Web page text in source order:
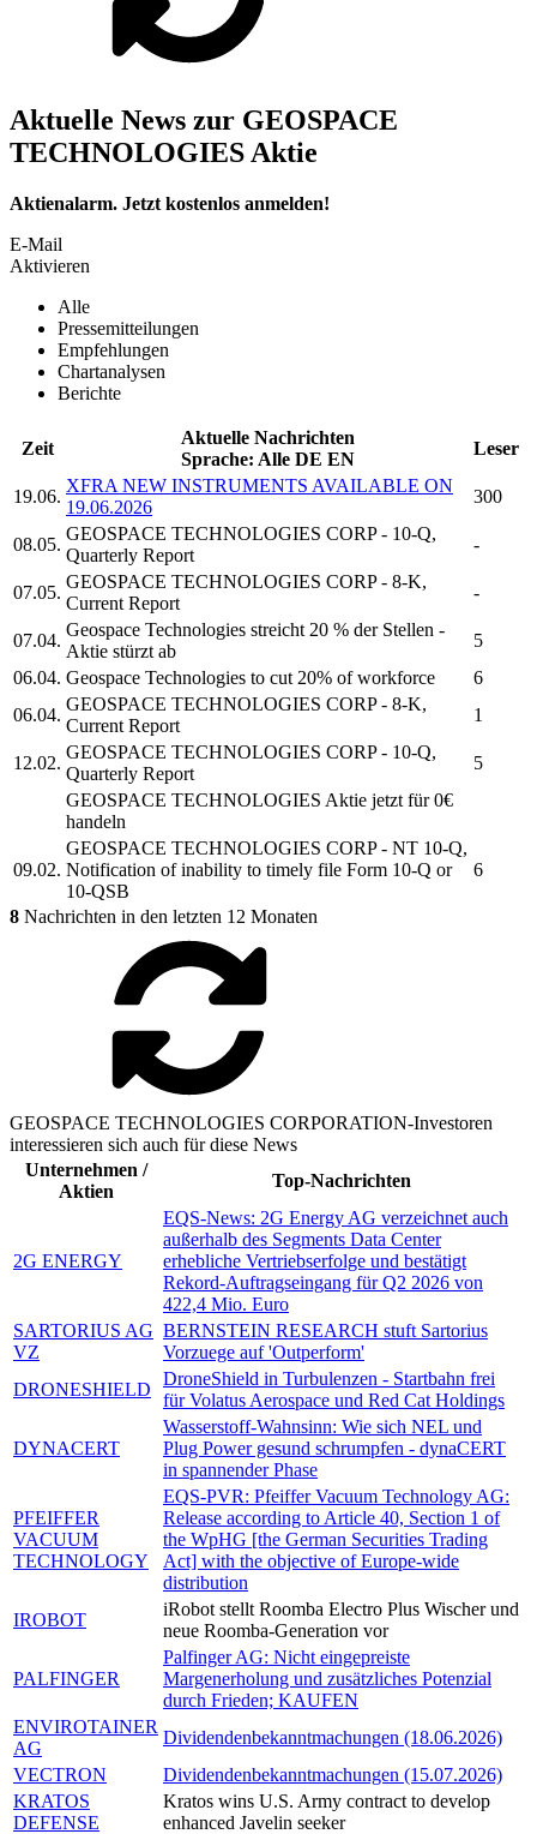
Aktuelle News zur GEOSPACE
TECHNOLOGIES Aktie
Aktienalarm. Jetzt kostenlos anmelden!
E-Mail
Aktivieren
Alle
Pressemitteilungen
Empfehlungen
Chartanalysen
Berichte
Zeit
Aktuelle Nachrichten
Sprache: Alle DE EN
Leser
19.06.
XFRA NEW INSTRUMENTS AVAILABLE ON
19.06.2026
300
08.05.
GEOSPACE TECHNOLOGIES CORP- 10-Q,
Quarterly Report
-
07.05.
GEOSPACE TECHNOLOGIES CORP- 8-K,
Current Report
-
07.04.
Geospace Technologies streicht 20 % der Stellen -
Aktie stürzt ab
5
06.04. Geospace Technologies to cut 20% of workforce
6
06.04.
GEOSPACE TECHNOLOGIES CORP- 8-K,
Current Report
1
12.02.
GEOSPACE TECHNOLOGIES CORP- 10-Q,
Quarterly Report
5
GEOSPACE TECHNOLOGIES Aktie jetzt für 0€
handeln
09.02.
GEOSPACE TECHNOLOGIES CORP- NT 10-Q,
Notification of inability to timely file Form 10-Q or
10-QSB
6
8 Nachrichten in den letzten 12 Monaten
GEOSPACE TECHNOLOGIES CORPORATION-Investoren
interessieren sich auch für diese News
Unternehmen /
Aktien
Top-Nachrichten
2G ENERGY
EQS-News: 2G Energy AG verzeichnet auch
außerhalb des Segments Data Center
erhebliche Vertriebserfolge und bestätigt
Rekord-Auftragseingang für Q2 2026 von
422,4 Mio. Euro
SARTORIUS AG
VZ
BERNSTEIN RESEARCH stuft Sartorius
Vorzuege auf 'Outperform'
DRONESHIELD
DroneShield in Turbulenzen - Startbahn frei
für Volatus Aerospace und Red Cat Holdings
DYNACERT
Wasserstoff-Wahnsinn: Wie sich NEL und
Plug Power gesund schrumpfen - dynaCERT
in spannender Phase
PFEIFFER
VACUUM
TECHNOLOGY
EQS-PVR: Pfeiffer Vacuum Technology AG:
Release according to Article 40, Section 1 of
the WpHG [the German Securities Trading
Act] with the objective of Europe-wide
distribution
IROBOT
iRobot stellt Roomba Electro Plus Wischer und
neue Roomba-Generation vor
PALFINGER
Palfinger AG: Nicht eingepreiste
Margenerholung und zusätzliches Potenzial
durch Frieden; KAUFEN
ENVIROTAINER
AG
Dividendenbekanntmachungen (18.06.2026)
VECTRON
Dividendenbekanntmachungen (15.07.2026)
KRATOS
DEFENSE
Kratos wins U.S. Army contract to develop
enhanced Javelin seeker